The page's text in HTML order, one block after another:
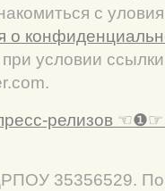
с
о
условии
релизов ☜❶☞
35356529.